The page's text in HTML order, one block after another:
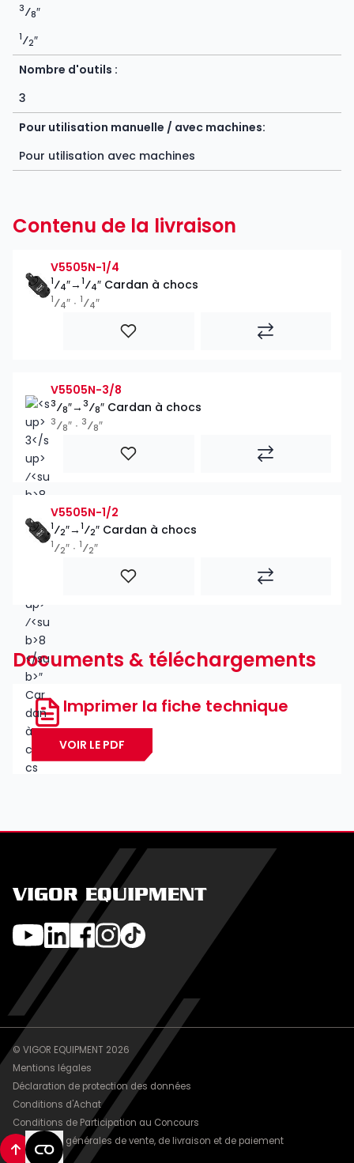
3⁄8″
1⁄2″
Nombre d'outils :
3
Pour utilisation manuelle / avec machines:
Pour utilisation avec machines
Contenu de la livraison
V5505N-1/4
1⁄4″→ 1⁄4″ Cardan à chocs
1⁄4″ ∙ 1⁄4″
V5505N-3/8
3⁄8″→ 3⁄8″ Cardan à chocs
3⁄8″ ∙ 3⁄8″
V5505N-1/2
1⁄2″→ 1⁄2″ Cardan à chocs
1⁄2″ ∙ 1⁄2″
Documents & téléchargements
Imprimer la fiche technique
VOIR LE PDF
VIGOR EQUIPMENT
© VIGOR EQUIPMENT 2026
Mentions légales
Déclaration de protection des données
Conditions d'Achat
Conditions de Participation au Concours
Conditions générales de vente, de livraison et de paiement